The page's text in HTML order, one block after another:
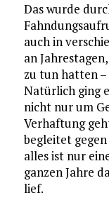
Das wurde
auch in
an
zu tun hatten
Natürlich ging
nicht nur um
Verhaftung
begleitet
alles ist nur
ganzen Jahre
lief.